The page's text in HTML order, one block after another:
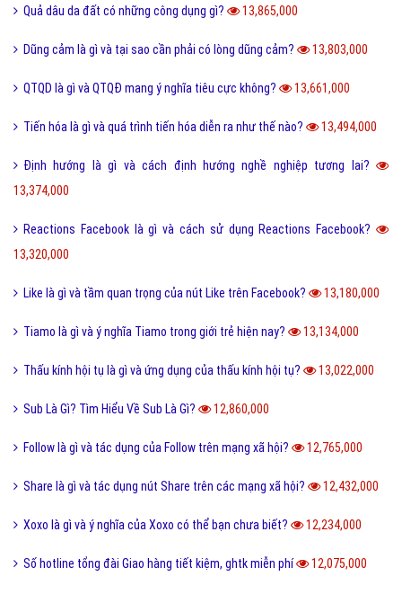
Quả dâu da đất có những công dụng gì? 13,865,000
Dũng cảm là gì và tại sao cần phải có lòng dũng cảm? 13,803,000
QTQD là gì và QTQĐ mang ý nghĩa tiêu cực không? 13,661,000
Tiến hóa là gì và quá trình tiến hóa diễn ra như thế nào? 13,494,000
Định hướng là gì và cách định hướng nghề nghiệp tương lai?
13,374,000
Reactions Facebook là gì và cách sử dụng Reactions Facebook?
13,320,000
Like là gì và tầm quan trọng của nút Like trên Facebook? 13,180,000
Tiamo là gì và ý nghĩa Tiamo trong giới trẻ hiện nay? 13,134,000
Thấu kính hội tụ là gì và ứng dụng của thấu kính hội tụ? 13,022,000
Sub Là Gì? Tìm Hiểu Về Sub Là Gì? 12,860,000
Follow là gì và tác dụng của Follow trên mạng xã hội? 12,765,000
Share là gì và tác dụng nút Share trên các mạng xã hội? 12,432,000
Xoxo là gì và ý nghĩa của Xoxo có thể bạn chưa biết? 12,234,000
Số hotline tổng đài Giao hàng tiết kiệm, ghtk miễn phí 12,075,000